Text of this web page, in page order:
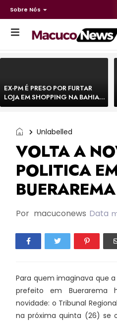
Sobre Nós
EX-PM É PRESO POR FURTAR
LOJA EM SHOPPING NA BAHIA E
ESCAPA CORRENDO DE
Unlabelled
VOLTA A
POLITICA
BUERAREMA
Por macuconews Data
Para quem imaginava que
prefeito em Buerarema
novidade: o Tribunal
na próxima quinta (26) se